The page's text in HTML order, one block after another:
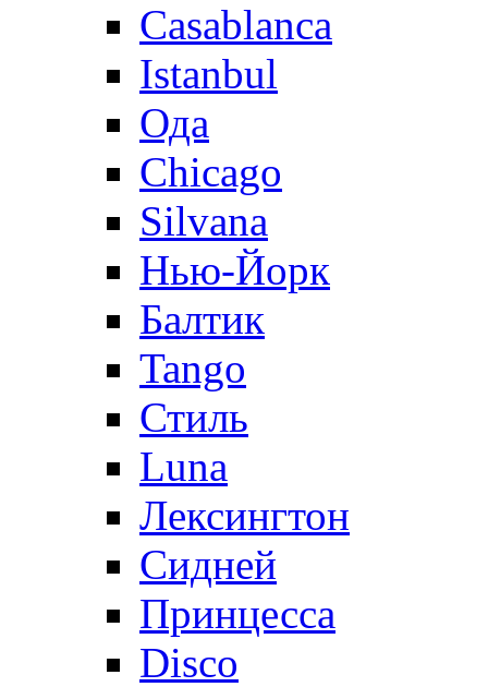
Casablanca
Istanbul
Ода
Chicago
Silvana
Нью-Йорк
Балтик
Tango
Стиль
Luna
Лексингтон
Сидней
Принцесса
Disco